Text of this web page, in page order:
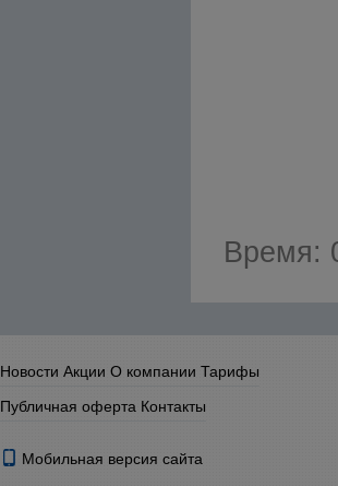
Время:
Новости Акции О компании Тарифы
Публичная оферта Контакты
Мобильная версия сайта